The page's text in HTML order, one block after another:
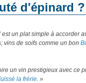
d'épinard ?
un plat simple à accorder
vins de soifs comme un bon
un vin prestigieux avec ce
la frérie. »